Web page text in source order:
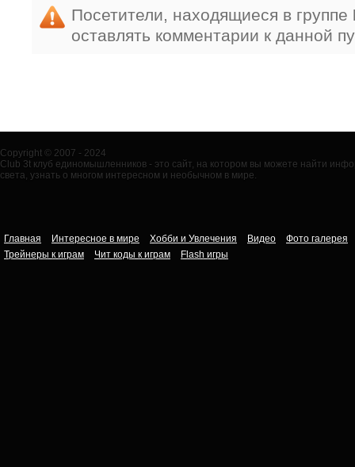
Посетители, находящиеся в группе
оставлять комментарии к данной
Copyright © 2007 - 2024
Club 3t клуб единомышленников - это сайт, на котором вы можете найти
света, узнать о многом интересном и необычном в мире.
Главная Интересное в мире Хобби и Увлечения Видео
Фото галерея
Трейнеры к играм
Чит коды к играм Flash игры